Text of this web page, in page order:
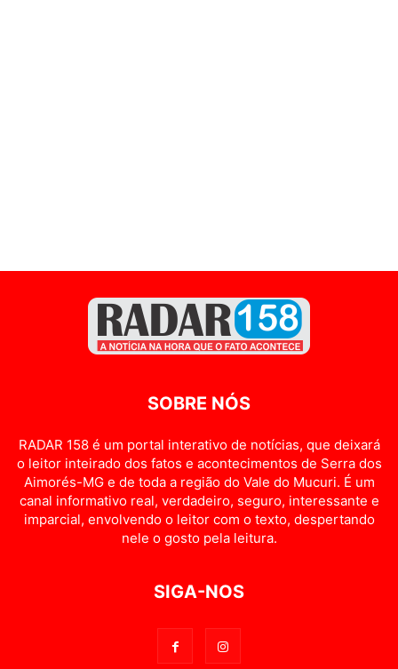
SOBRE NÓS
RADAR 158 é um portal interativo de notícias, que deixará
o leitor inteirado dos fatos e acontecimentos de Serra dos
Aimorés-MG e de toda a região do Vale do Mucuri. É um
canal informativo real, verdadeiro, seguro, interessante e
imparcial, envolvendo o leitor com o texto, despertando
nele o gosto pela leitura.
SIGA-NOS